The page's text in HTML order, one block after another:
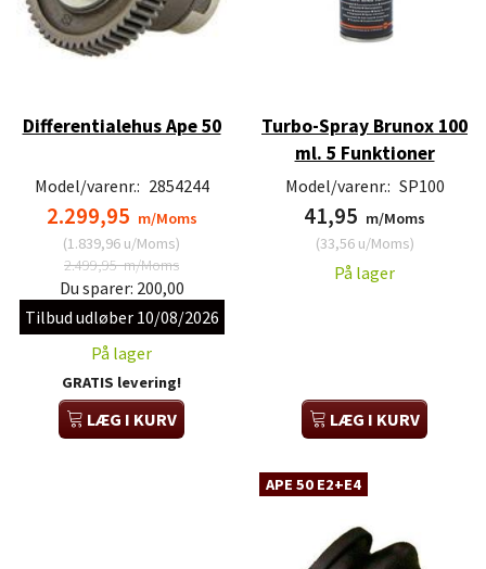
Differentialehus Ape 50
Model/varenr.: 2854244
2.299,95 m/Moms
(1.839,96 u/Moms)
2.499,95m/Moms
Du sparer: 200,00
Tilbud udløber 10/08/2026
På lager
GRATIS levering!
LÆG I KURV
Turbo-Spray Brunox 100
ml. 5 Funktioner
Model/varenr.: SP100
41,95 m/Moms
(33,56u/Moms)
På lager
LÆG I KURV
APE 50 E2+E4